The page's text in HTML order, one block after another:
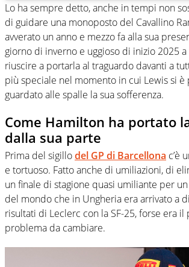
Lo ha sempre detto, anche in tempi non
di guidare una monoposto del Cavallino
avverato un anno e mezzo fa alla sua
giorno di inverno e uggioso di inizio 2025
riuscire a portarla al traguardo davanti a
più speciale nel momento in cui Lewis si
guardato alle spalle la sua sofferenza.
Come Hamilton ha portato
dalla sua parte
Prima del sigillodel GP di Barcellona c’è
e tortuoso. Fatto anche di umiliazioni, di
un finale di stagione quasi umiliante per
del mondo che in Ungheria era arrivato a
risultati di Leclerc con la SF-25, forse era il
problema da cambiare.